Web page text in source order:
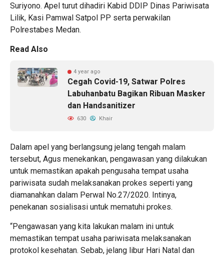
Suriyono. Apel turut dihadiri Kabid DDIP Dinas Pariwisata
Lilik, Kasi Pamwal Satpol PP serta perwakilan
Polrestabes Medan.
Read Also
4 year ago
Cegah Covid-19, Satwar Polres
Labuhanbatu Bagikan Ribuan Masker
dan Handsanitizer
630 Khair
Dalam apel yang berlangsung jelang tengah malam
tersebut, Agus menekankan, pengawasan yang dilakukan
untuk memastikan apakah pengusaha tempat usaha
pariwisata sudah melaksanakan prokes seperti yang
diamanahkan dalam Perwal No.27/2020. Intinya,
penekanan sosialisasi untuk mematuhi prokes.
“Pengawasan yang kita lakukan malam ini untuk
memastikan tempat usaha pariwisata melaksanakan
protokol kesehatan. Sebab, jelang libur Hari Natal dan